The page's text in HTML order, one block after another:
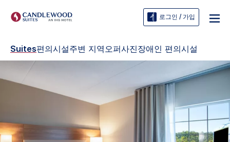
로그인 / 가입
Suites편의시설주변 지역오퍼사진장애인 편의시설